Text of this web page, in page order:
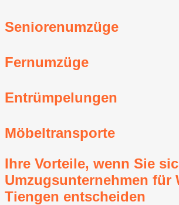
Seniorenumzüge
Fernumzüge
Entrümpelungen
Möbeltransporte
Ihre Vorteile, wenn Sie
Umzugsunternehmen für
Tiengen entscheiden